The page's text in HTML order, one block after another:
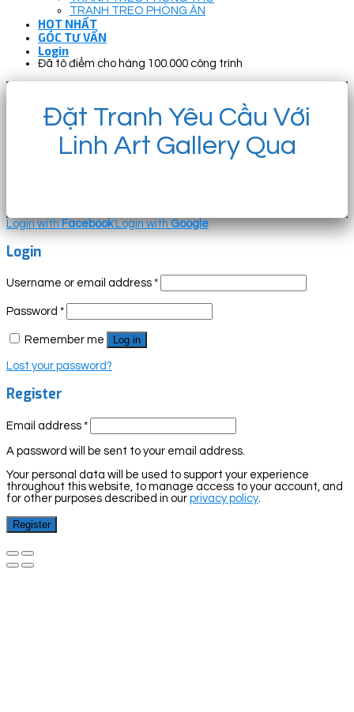
TRANH TREO PHÒNG ĂN
HOT NHẤT
GÓC TƯ VẤN
Login
Đã tô điểm cho hàng 100.000 công trình
Đặt Tranh Yêu Cầu Với
Linh Art Gallery Qua
Login withFacebook Login withGoogle
Login
Username or email address *
Password *
Remember me Log in
Lost your password?
Register
Email address *
A password will be sent to your email address.
Your personal data will be used to support your experience
throughout this website, to manage access to your account, and
for other purposes described in our privacy policy.
Register